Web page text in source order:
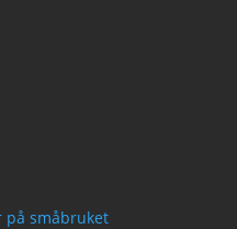
på småbruket